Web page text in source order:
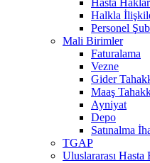
Halkla
Personel
Mali Birimler
Faturalama
Vezne
Gider
Maaş
Ayniyat
Depo
Satınalma
TGAP
Uluslararası Hasta